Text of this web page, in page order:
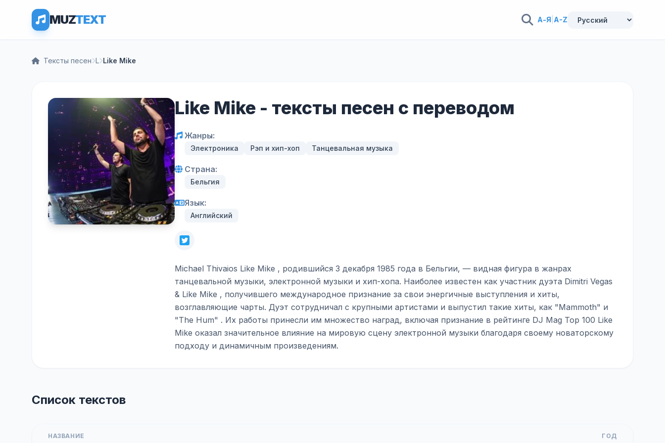
MUZTEXT А-Я A-Z
Тексты песен L Like Mike
Like Mike - тексты песен с переводом
Жанры:
Электроника Рэп и хип-хоп Танцевальная музыка
Страна:
Бельгия
Язык:
Английский
Michael Thivaios Like Mike , родившийся 3 декабря 1985 года в Бельгии, — видная фигура в жанрах
танцевальной музыки, электронной музыки и хип-хопа. Наиболее известен как участник дуэта Dimitri Vegas
& Like Mike , получившего международное признание за свои энергичные выступления и хиты,
возглавляющие чарты. Дуэт сотрудничал с крупными артистами и выпустил такие хиты, как "Mammoth" и
"The Hum" . Их работы принесли им множество наград, включая признание в рейтинге DJ Mag Top 100 Like
Mike оказал значительное влияние на мировую сцену электронной музыки благодаря своему новаторскому
подходу и динамичным произведениям.
Список текстов
НАЗВАНИЕ ГОД